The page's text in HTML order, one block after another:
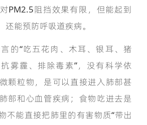
PM2.5阻挡效果有限，但能起到
能预防呼吸道疾病。
“吃五花肉、木耳、银耳、猪
雾霾、排除毒素”，没有科学依
颗粒物，是可以直接进入肺部甚
部和心血管疾病；食物吃进去是
不能直接把肺里的有害物质“带出